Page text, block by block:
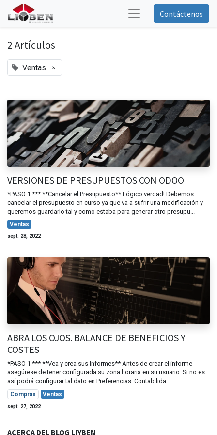
Contáctenos
2 Artículos
Ventas ×
VERSIONES DE PRESUPUESTOS CON ODOO
*PASO 1 *** **Cancelar el Presupuesto** Lógico verdad! Debemos
cancelar el presupuesto en curso ya que va a sufrir una modificación y
queremos guardarlo tal y como estaba para generar otro presupu...
Ventas
sept. 28, 2022
ABRA LOS OJOS. BALANCE DE BENEFICIOS Y
COSTES
*PASO 1 *** **Vea y crea sus Informes** Antes de crear el informe
asegúrese de tener configurada su zona horaria en su usuario. Si no es
así podrá configurar tal dato en Preferencias. Contabilida...
Compras Ventas
sept. 27, 2022
ACERCA DEL BLOG LIYBEN